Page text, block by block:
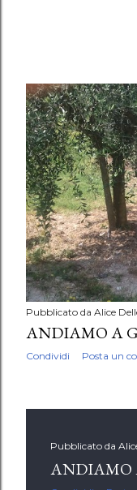
Pubblicato da Alice
ANDIAMO A
Condividi Posta un
Pubblicato da
ANDIAMO